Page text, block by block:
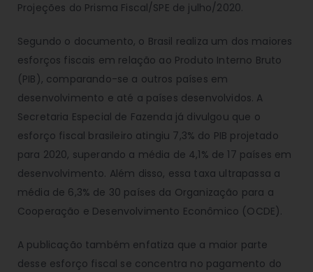
Projeções do Prisma Fiscal/SPE de julho/2020.
Segundo o documento, o Brasil realiza um dos maiores
esforços fiscais em relação ao Produto Interno Bruto
(PIB), comparando-se a outros países em
desenvolvimento e até a países desenvolvidos. A
Secretaria Especial de Fazenda já divulgou que o
esforço fiscal brasileiro atingiu 7,3% do PIB projetado
para 2020, superando a média de 4,1% de 17 países em
desenvolvimento. Além disso, essa taxa ultrapassa a
média de 6,3% de 30 países da Organização para a
Cooperação e Desenvolvimento Econômico (OCDE).
A publicação também enfatiza que a maior parte
desse esforço fiscal se concentra no pagamento do